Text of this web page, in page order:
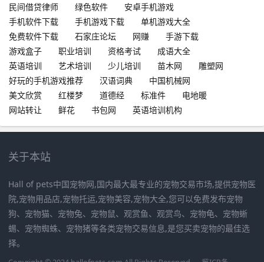
民间借贷律师
绿色软件
安卓手机游戏
手机软件下载
手机游戏下载
单机游戏大全
免费软件下载
石家庄论坛 网赚
手游下载
游戏盒子
职业培训 资格考试
成语大全
英语培训
艺术培训 少儿培训 苗木网
雕塑网
好玩的手机游戏推荐
汉语词典
中国机械网
美文欣赏
红楼梦 道德经 标准件
电地暖
网站转让
鲜花 书包网 英语培训机构
关于本站
Hall of pets中国宠物网,国内最大最专业的宠物交易市场,提供宠物医
院,宠物用品店,宠物托运,宠物美容,宠物大全,您可以免费发布宠物
狗、宠物猫、宠物兔、宠物鼠、观赏鱼、观赏鸟、宠物龟、宠物蜥
蜴、宠物蜘蛛、宠物猪等各类宠物交易信息,是您买卖宠物的最佳选
择。